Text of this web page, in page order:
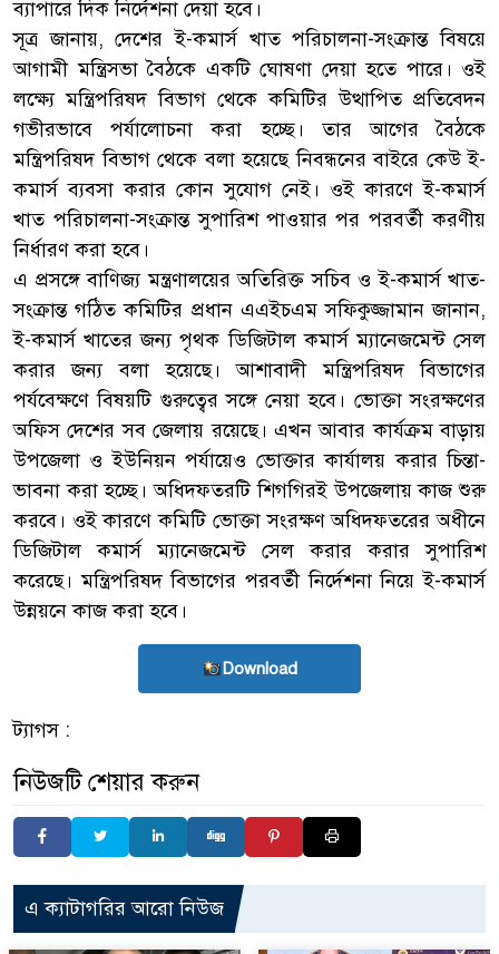
ব্যাপারে দিক নির্দেশনা দেয়া হবে।
সূত্র জানায়, দেশের ই-কমার্স খাত পরিচালনা-সংক্রান্ত বিষয়ে
আগামী মন্ত্রিসভা বৈঠকে একটি ঘোষণা দেয়া হতে পারে। ওই
লক্ষ্যে মন্ত্রিপরিষদ বিভাগ থেকে কমিটির উত্থাপিত প্রতিবেদন
গভীরভাবে পর্যালোচনা করা হচ্ছে। তার আগের বৈঠকে
মন্ত্রিপরিষদ বিভাগ থেকে বলা হয়েছে নিবন্ধনের বাইরে কেউ ই-
কমার্স ব্যবসা করার কোন সুযোগ নেই। ওই কারণে ই-কমার্স
খাত পরিচালনা-সংক্রান্ত সুপারিশ পাওয়ার পর পরবর্তী করণীয়
নির্ধারণ করা হবে।
এ প্রসঙ্গে বাণিজ্য মন্ত্রণালয়ের অতিরিক্ত সচিব ও ই-কমার্স খাত-
সংক্রান্ত গঠিত কমিটির প্রধান এএইচএম সফিকুজ্জামান জানান,
ই-কমার্স খাতের জন্য পৃথক ডিজিটাল কমার্স ম্যানেজমেন্ট সেল
করার জন্য বলা হয়েছে। আশাবাদী মন্ত্রিপরিষদ বিভাগের
পর্যবেক্ষণে বিষয়টি গুরুত্বের সঙ্গে নেয়া হবে। ভোক্তা সংরক্ষণের
অফিস দেশের সব জেলায় রয়েছে। এখন আবার কার্যক্রম বাড়ায়
উপজেলা ও ইউনিয়ন পর্যায়েও ভোক্তার কার্যালয় করার চিন্তা-
ভাবনা করা হচ্ছে। অধিদফতরটি শিগগিরই উপজেলায় কাজ শুরু
করবে। ওই কারণে কমিটি ভোক্তা সংরক্ষণ অধিদফতরের অধীনে
ডিজিটাল কমার্স ম্যানেজমেন্ট সেল করার করার সুপারিশ
করেছে। মন্ত্রিপরিষদ বিভাগের পরবর্তী নির্দেশনা নিয়ে ই-কমার্স
উন্নয়নে কাজ করা হবে।
Download
ট্যাগস :
নিউজটি শেয়ার করুন
এ ক্যাটাগরির আরো নিউজ